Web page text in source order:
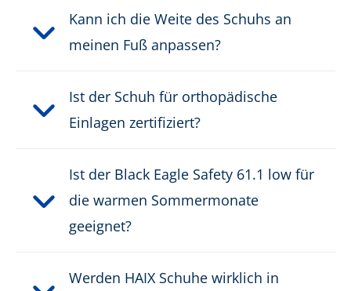
Höhe in cm: 8,0 cm
Obermaterial:
Schutzklasse: S1P, S1PS
Verschluss:
Wasserdicht: nicht wasserdicht
Kann ich die Weite des Schuhs an
meinen Fuß anpassen?
Ist der Schuh für orthopädische
Einlagen zertifiziert?
Ist der Black Eagle Safety 61.1 low für
die warmen Sommermonate
geeignet?
Werden HAIX Schuhe wirklich in